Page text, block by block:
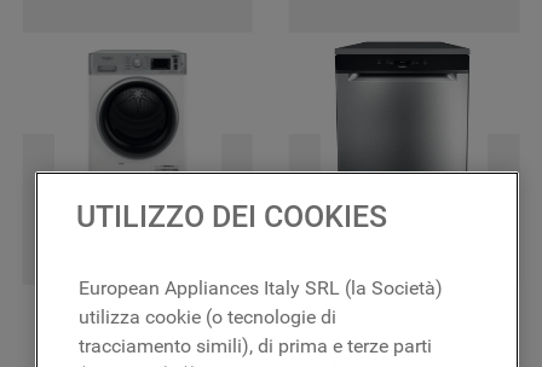
UTILIZZO DEI COOKIES
European Appliances Italy SRL (la Società)
utilizza cookie (o tecnologie di
tracciamento simili), di prima e terze parti